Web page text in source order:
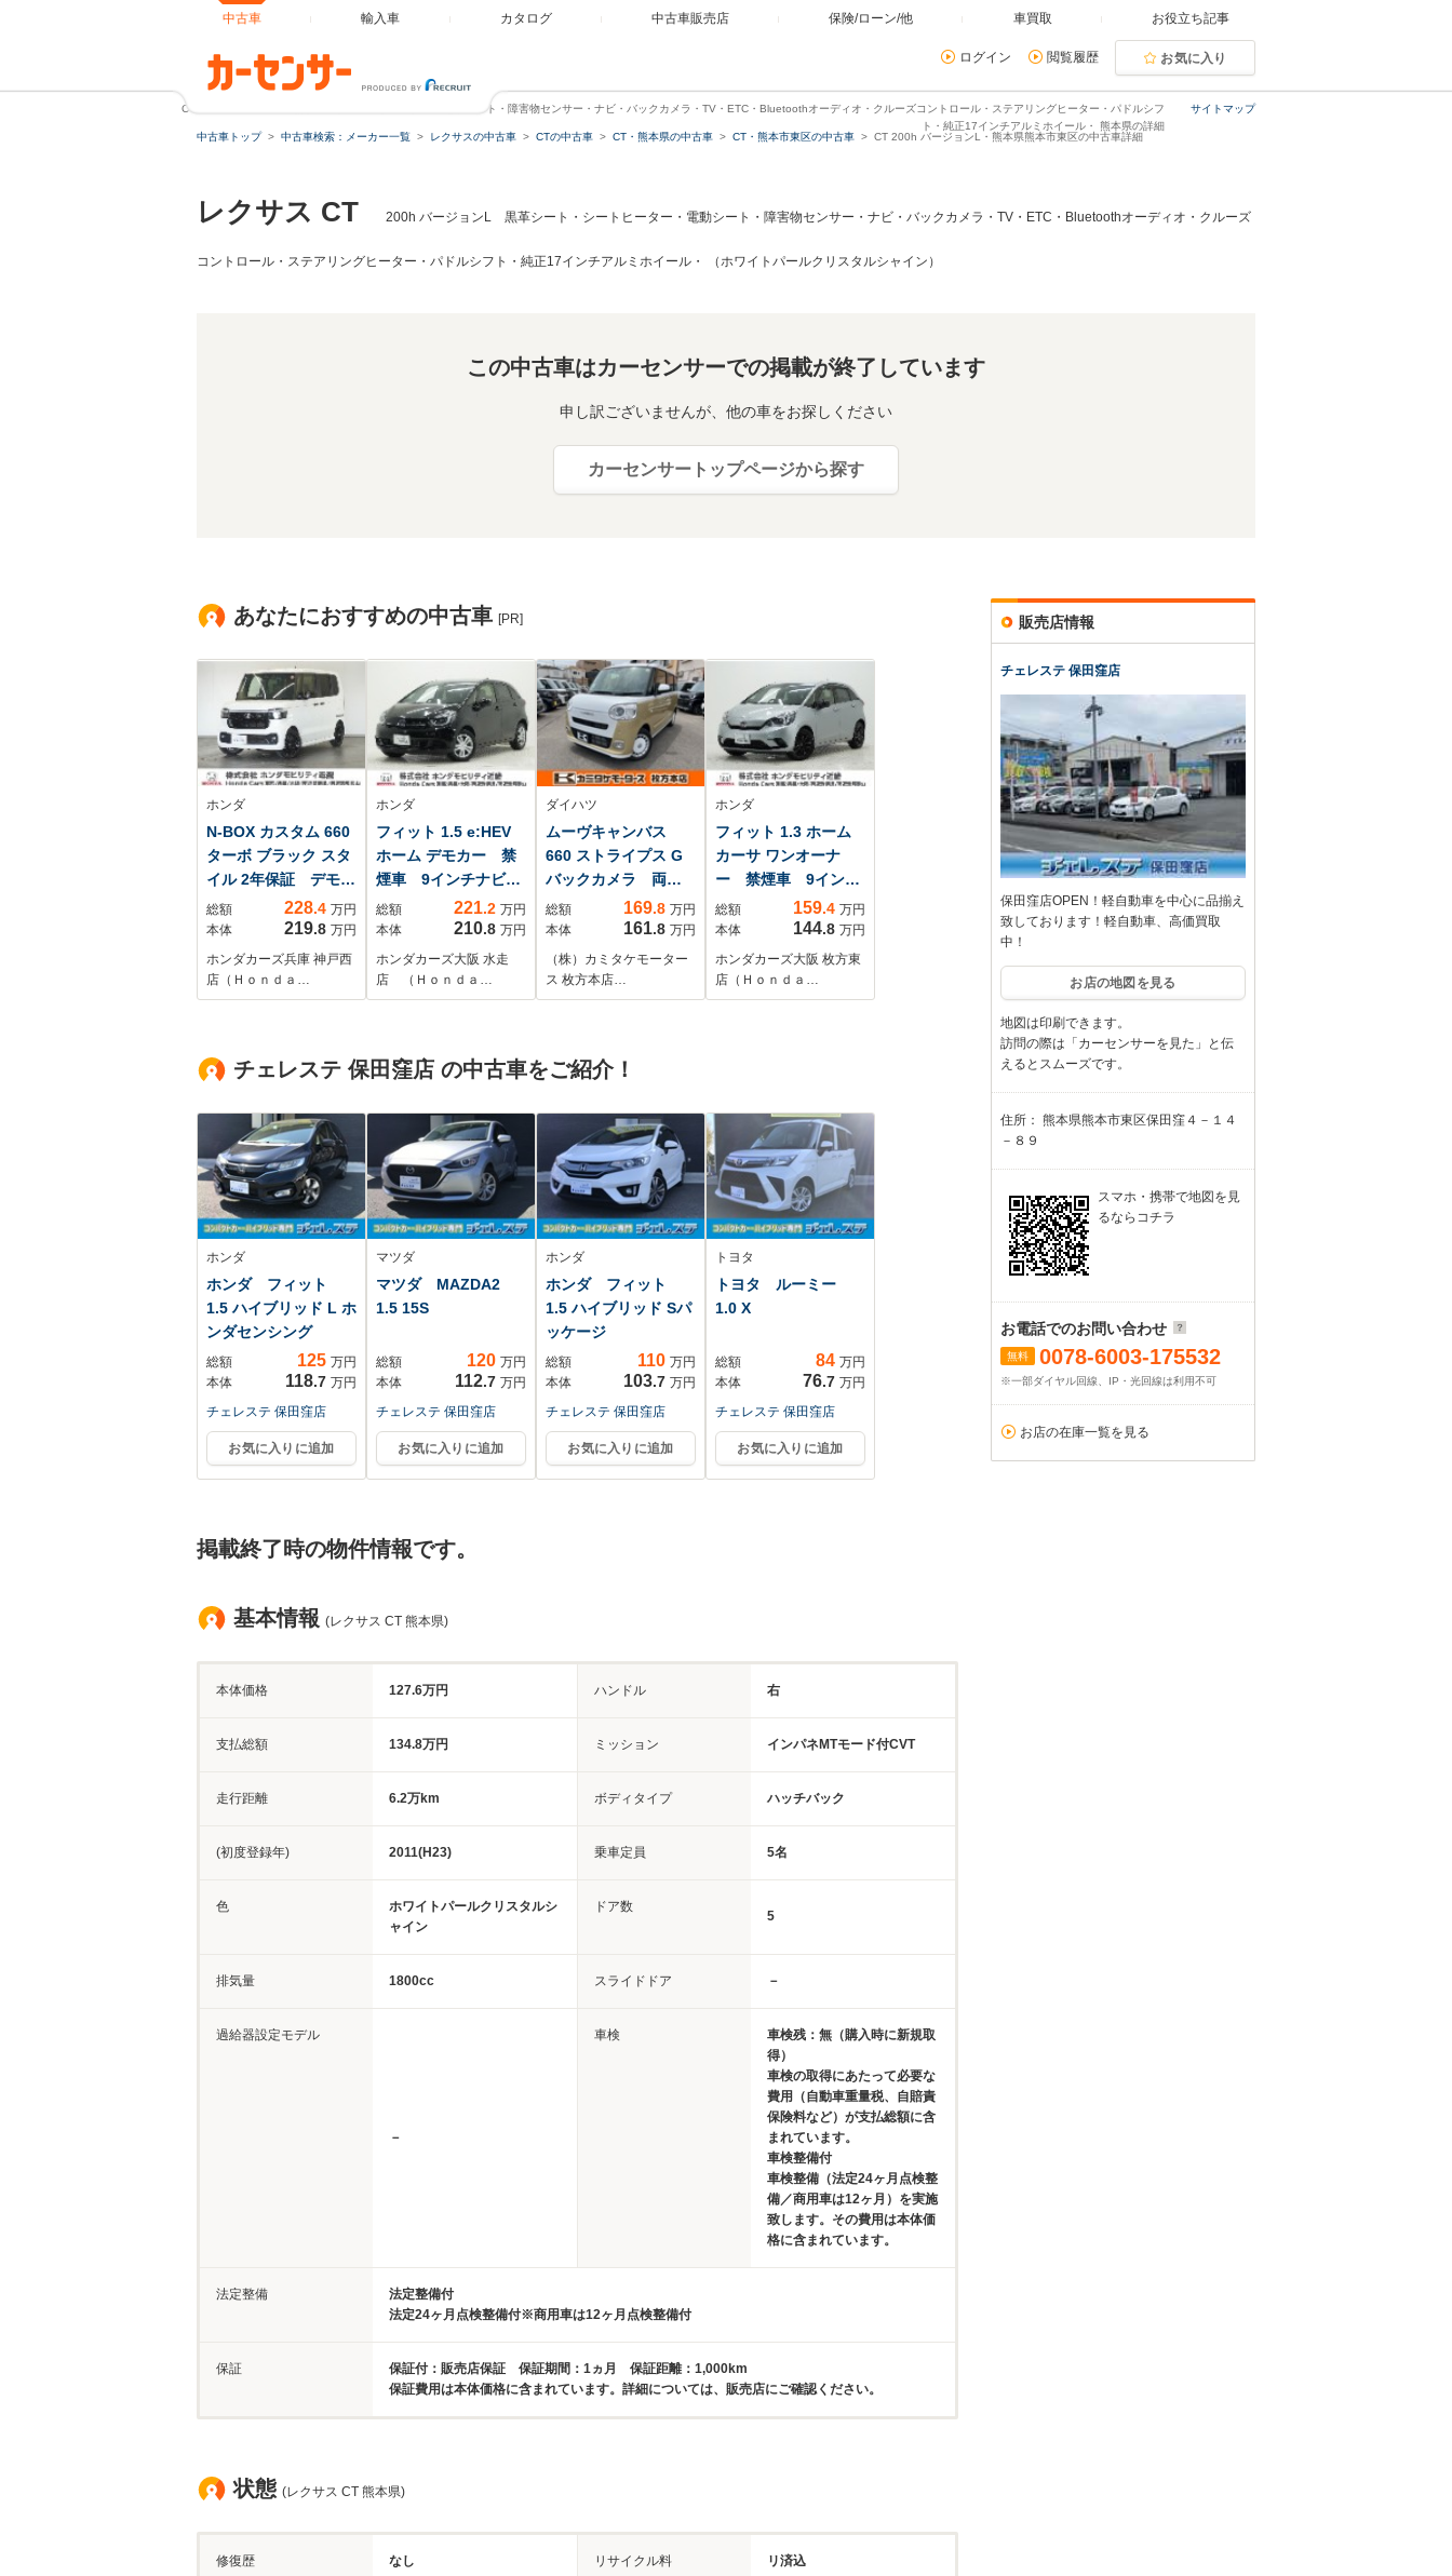
中古車 輸入車 カタログ 中古車販売店 保険/ローン/他 車買取 お役立ち記事
ログイン 閲覧履歴 お気に入り
サイトマップ
CT 200h バージョンL 黒革シート・シートヒーター・電動シート・障害物センサー・ナビ・バックカメラ・TV・ETC・Bluetoothオーディオ・クルーズコントロール・ステアリングヒーター・パドルシフ
ト・純正17インチアルミホイール・ 熊本県の詳細
中古車トップ
中古車検索：メーカー一覧 レクサスの中古車 CTの中古車 CT・熊本県の中古車 CT・熊本市東区の中古車 CT 200h バージョンL・熊本県熊本市東区の中古車詳細
レクサス CT 200h バージョンL 黒革シート・シートヒーター・電動シート・障害物センサー・ナビ・バックカメラ・TV・ETC・Bluetoothオーディオ・クルーズ
コントロール・ステアリングヒーター・パドルシフト・純正17インチアルミホイール・ （ホワイトパールクリスタルシャイン）
この中古車はカーセンサーでの掲載が終了しています
申し訳ございませんが、他の車をお探しください
カーセンサートップページから探す
あなたにおすすめの中古車 [PR]
ホンダ
N-BOX カスタム 660
ターボ ブラック スタ
イル 2年保証 デモカ
ー 純正ナビ ドラ
レコ ETC バック
カメラ 両側電動ス
ライドドア アダプ
ティブクルーズコン
ートヒーター パド
グセンサー LED
総額 228.4 万円
本体
219.8 万円
ホンダカーズ兵庫 神戸西
店（Ｈｏｎｄａ…
ホンダ
フィット 1.5 e:HEV
ホーム デモカー 禁
煙車 9インチナビ
バックカメラ ドラ
レコ ETC2.0 アダ
プティブクルーズコ
ントロール
Bluetooth USB入力
ブレーキ フルセグ
総額 221.2 万円
本体
210.8 万円
ホンダカーズ大阪 水走
店 （Ｈｏｎｄａ…
ダイハツ
ムーヴキャンバス
660 ストライプス G
バックカメラ 両側
電動スライドドア
クリアランスソナ
ー 衝突被害軽減シ
ステム オートライ
ト LEDヘッドラン
プ 電動格納ミラ
ー ベンチシート
CVT
総額 169.8 万円
本体
161.8 万円
（株）カミタケモーター
ス 枚方本店…
ホンダ
フィット 1.3 ホーム
カーサ ワンオーナ
ー 禁煙車 9インチ
ナビ バックカメ
ラ ドラレコ
ETC アダプティブ
クルーズコントロー
ル シートヒータ
総額 159.4 万円
本体
144.8 万円
ホンダカーズ大阪 枚方東
店（Ｈｏｎｄａ…
チェレステ 保田窪店 の中古車をご紹介！
ホンダ
ホンダ フィット
1.5 ハイブリッド L ホ
ンダセンシング
総額 125 万円
本体
118.7 万円
チェレステ 保田窪店
お気に入りに追加
マツダ
マツダ MAZDA2
1.5 15S
総額 120 万円
本体
112.7 万円
チェレステ 保田窪店
お気に入りに追加
ホンダ
ホンダ フィット
1.5 ハイブリッド Sパ
ッケージ
総額 110 万円
本体
103.7 万円
チェレステ 保田窪店
お気に入りに追加
トヨタ
トヨタ ルーミー
1.0 X
総額 84 万円
本体
76.7 万円
チェレステ 保田窪店
お気に入りに追加
掲載終了時の物件情報です。
基本情報 (レクサス CT 熊本県)
本体価格 127.6万円 ハンドル 右
支払総額 134.8万円 ミッション インパネMTモード付CVT
走行距離 6.2万km ボディタイプ ハッチバック
(初度登録年) 2011(H23) 乗車定員 5名
色
ホワイトパールクリスタルシ
ャイン
ドア数
5
排気量 1800cc スライドドア －
過給器設定モデル
－
車検
車検残：無（購入時に新規取
得）
車検の取得にあたって必要な
費用（自動車重量税、自賠責
保険料など）が支払総額に含
まれています。
車検整備付
車検整備（法定24ヶ月点検整
備／商用車は12ヶ月）を実施
致します。その費用は本体価
格に含まれています。
法定整備
法定整備付
法定24ヶ月点検整備付※商用車は12ヶ月点検整備付
保証
保証付：販売店保証 保証期間：1ヵ月 保証距離：1,000km
保証費用は本体価格に含まれています。詳細については、販売店にご確認ください。
状態 (レクサス CT 熊本県)
修復歴 なし リサイクル料 リ済込
販売店情報
チェレステ 保田窪店
保田窪店OPEN！軽自動車を中心に品揃え
致しております！軽自動車、高価買取
中！
お店の地図を見る
地図は印刷できます。
訪問の際は「カーセンサーを見た」と伝
えるとスムーズです。
住所： 熊本県熊本市東区保田窪４－１４
－８９
スマホ・携帯で地図を見
るならコチラ
お電話でのお問い合わせ
無料 0078-6003-175532
※一部ダイヤル回線、IP・光回線は利用不可
お店の在庫一覧を見る